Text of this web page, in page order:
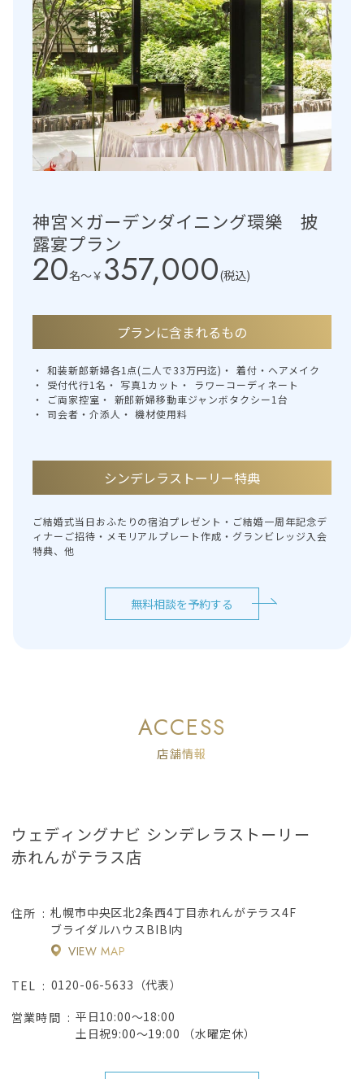
神宮×ガーデンダイニング環樂 披
露宴プラン
20名〜￥ 357,000(税込)
プランに含まれるもの
和装新郎新婦各1点(二人で33万円迄)
着付・ヘアメイク
受付代行1名
写真1カット
ラワーコーディネート
ご両家控室
新郎新婦移動車ジャンボタクシー1台
司会者・介添人
機材使用料
シンデレラストーリー特典
ご結婚式当日おふたりの宿泊プレゼント・ご結婚一周年記念デ
ィナーご招待・メモリアルプレート作成・グランビレッジ入会
特典、他
無料相談を予約する
ACCESS
店舗情報
ウェディングナビ シンデレラストーリー
赤れんがテラス店
住所
札幌市中央区北2条西4丁目赤れんがテラス4F
ブライダルハウスBIBI内
VIEW MAP
TEL
0120-06-5633（代表）
営業時間
平日10:00～18:00
土日祝9:00～19:00 （水曜定休）